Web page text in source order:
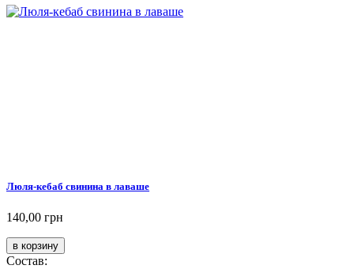
Люля-кебаб свинина в лаваше
140,00 грн
Состав: